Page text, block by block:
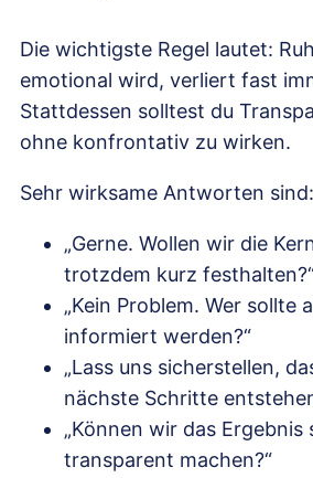
Die wichtigste Regel lautet:
emotional wird, verliert fast
Stattdessen solltest du
ohne konfrontativ zu wirken.
Sehr wirksame Antworten sind:
„Gerne. Wollen wir die
trotzdem kurz
„Kein Problem. Wer sollte
informiert werden?“
„Lass uns sicherstellen,
nächste Schritte
„Können wir das Ergebnis
transparent machen?“